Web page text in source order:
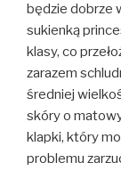
będzie dobrze
sukienką
klasy, co
zarazem
średniej
skóry o
klapki, który
problemu